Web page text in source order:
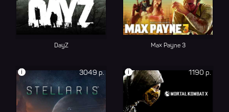
DayZ Max Payne 3
3049 р.
i 1190 р.
i